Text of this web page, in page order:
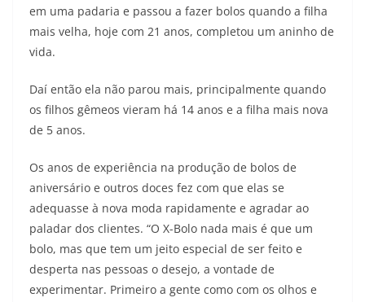
em uma padaria e passou a fazer bolos quando a filha
mais velha, hoje com 21 anos, completou um aninho de
vida.
Daí então ela não parou mais, principalmente quando
os filhos gêmeos vieram há 14 anos e a filha mais nova
de 5 anos.
Os anos de experiência na produção de bolos de
aniversário e outros doces fez com que elas se
adequasse à nova moda rapidamente e agradar ao
paladar dos clientes. “O X-Bolo nada mais é que um
bolo, mas que tem um jeito especial de ser feito e
desperta nas pessoas o desejo, a vontade de
experimentar. Primeiro a gente como com os olhos e